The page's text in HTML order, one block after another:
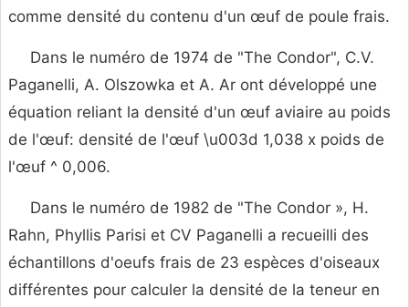
comme densité du contenu d'un œuf de poule frais.
Dans le numéro de 1974 de "The Condor", C.V.
Paganelli, A. Olszowka et A. Ar ont développé une
équation reliant la densité d'un œuf aviaire au poids
de l'œuf: densité de l'œuf \u003d 1,038 x poids de
l'œuf ^ 0,006.
Dans le numéro de 1982 de "The Condor », H.
Rahn, Phyllis Parisi et CV Paganelli a recueilli des
échantillons d'oeufs frais de 23 espèces d'oiseaux
différentes pour calculer la densité de la teneur en